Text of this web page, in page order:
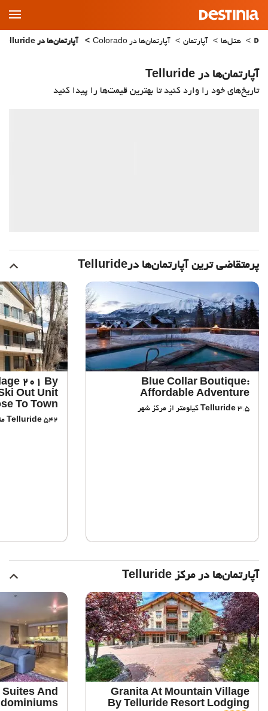
Main
Menu
هتل‌ها آپارتمان آپارتمان‌ها در Colorado آپارتمان‌ها در Telluride
آپارتمان‌ها در Telluride
تاریخ‌های خود را وارد کنید تا بهترین قیمت‌ها را پیدا کنید
پرمتقاضی ترین آپارتمان‌‌ها درTelluride
Blue Collar Boutique:
Affordable Adventure
Telluride 3.5 کیلومتر از مرکز شهر
201 By
Out Unit
To Town!
Telluride 542 متر از مرکز شهر
آپارتمان‌ها در مرکز Telluride
Granita At Mountain Village
By Telluride Resort Lodging
Suites And